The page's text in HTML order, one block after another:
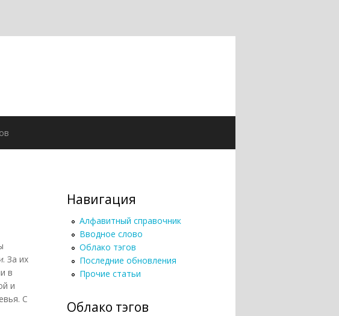
. За их
в
и
С
Навигация
Алфавитный справочник
Вводное слово
Облако тэгов
Последние обновления
Прочие статьи
Облако тэгов